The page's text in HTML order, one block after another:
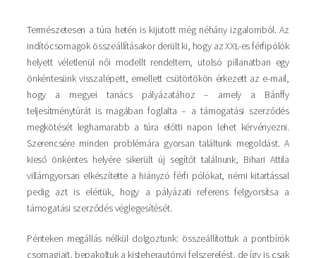
Természetesen a túra hetén is kijutott még néhány izgalomból. Az
indítócsomagok összeállításakor derült ki, hogy az XXL-es férfipólók
helyett véletlenül női modellt rendeltem, utolsó pillanatban egy
önkéntesünk visszalépett, emellett csütörtökön érkezett az e-mail,
hogy a megyei tanács pályázatához – amely a Bánffy
teljesítménytúrát is magában foglalta – a támogatási szerződés
megkötését leghamarabb a túra előtti napon lehet kérvényezni.
Szerencsére minden problémára gyorsan találtunk megoldást. A
kieső önkéntes helyére sikerült új segítőt találnunk, Bihari Attila
villámgyorsan elkészítette a hiányzó férfi pólókat, némi kitartással
pedig azt is elértük, hogy a pályázati referens felgyorsítsa a
támogatási szerződés véglegesítését.
Pénteken megállás nélkül dolgoztunk: összeállítottuk a pontbírók
csomagjait, bepakoltuk a kisteherautónyi felszerelést, de így is csak